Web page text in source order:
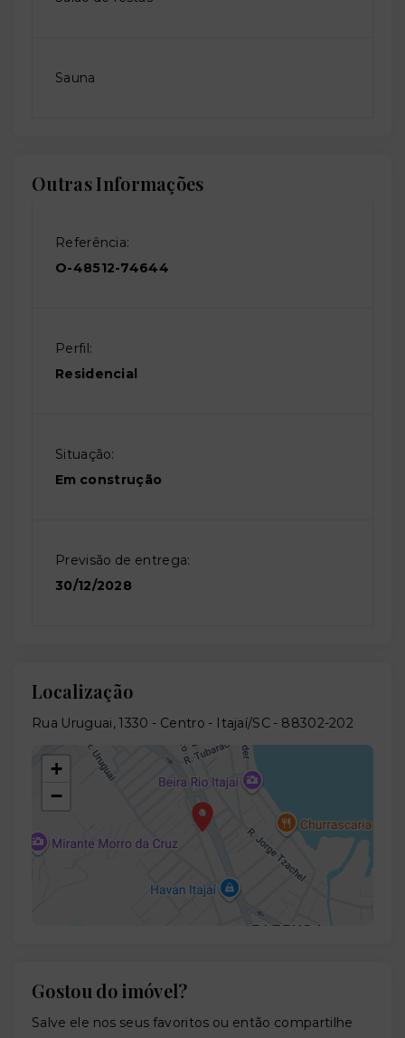
Sauna
Outras Informações
Referência:
O-48512-74644
Perfil:
Residencial
Situação:
Em construção
Previsão de entrega:
30/12/2028
Localização
Rua Uruguai, 1330 - Centro - Itajaí/SC - 88302-202
+
−
Gostou do imóvel?
Salve ele nos seus favoritos ou então compartilhe